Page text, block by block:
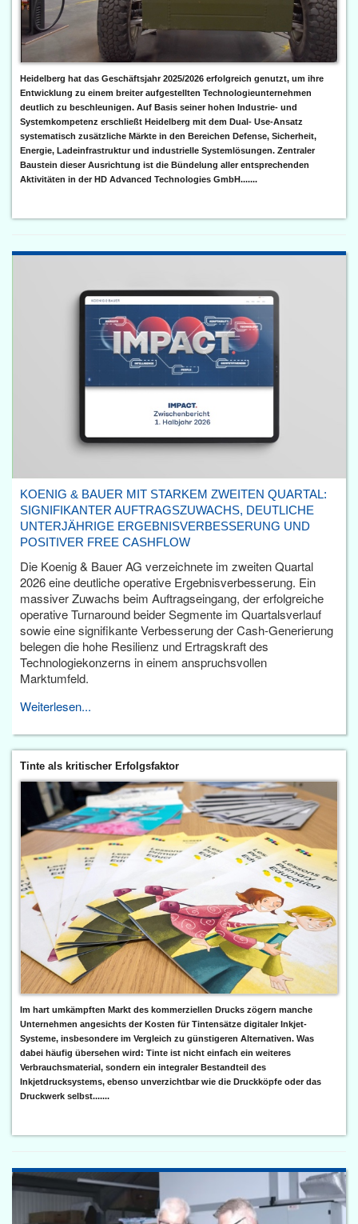
Heidelberg hat das Geschäftsjahr 2025/2026 erfolgreich genutzt, um ihre
Entwicklung zu einem breiter aufgestellten Technologieunternehmen
deutlich zu beschleunigen. Auf Basis seiner hohen Industrie- und
Systemkompetenz erschließt Heidelberg mit dem Dual- Use-Ansatz
systematisch zusätzliche Märkte in den Bereichen Defense, Sicherheit,
Energie, Ladeinfrastruktur und industrielle Systemlösungen. Zentraler
Baustein dieser Ausrichtung ist die Bündelung aller entsprechenden
Aktivitäten in der HD Advanced Technologies GmbH.......
KOENIG & BAUER MIT STARKEM ZWEITEN QUARTAL:
SIGNIFIKANTER AUFTRAGSZUWACHS, DEUTLICHE
UNTERJÄHRIGE ERGEBNISVERBESSERUNG UND
POSITIVER FREE CASHFLOW
Die Koenig & Bauer AG verzeichnete im zweiten Quartal
2026 eine deutliche operative Ergebnisverbesserung. Ein
massiver Zuwachs beim Auftragseingang, der erfolgreiche
operative Turnaround beider Segmente im Quartalsverlauf
sowie eine signifikante Verbesserung der Cash-Generierung
belegen die hohe Resilienz und Ertragskraft des
Technologiekonzerns in einem anspruchsvollen
Marktumfeld.
Weiterlesen...
Tinte als kritischer Erfolgsfaktor
Im hart umkämpften Markt des kommerziellen Drucks zögern manche
Unternehmen angesichts der Kosten für Tintensätze digitaler Inkjet-
Systeme, insbesondere im Vergleich zu günstigeren Alternativen. Was
dabei häufig übersehen wird: Tinte ist nicht einfach ein weiteres
Verbrauchsmaterial, sondern ein integraler Bestandteil des
Inkjetdrucksystems, ebenso unverzichtbar wie die Druckköpfe oder das
Druckwerk selbst.......